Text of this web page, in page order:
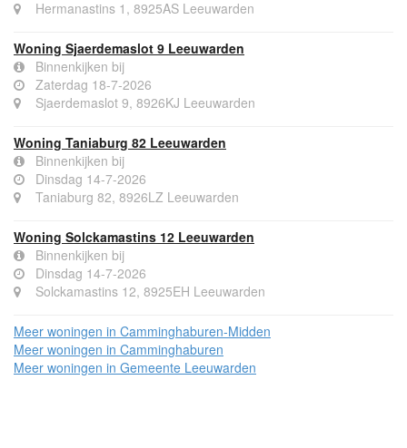
Hermanastins 1, 8925AS Leeuwarden
Woning Sjaerdemaslot 9 Leeuwarden
Binnenkijken bij
Zaterdag 18-7-2026
Sjaerdemaslot 9, 8926KJ Leeuwarden
Woning Taniaburg 82 Leeuwarden
Binnenkijken bij
Dinsdag 14-7-2026
Taniaburg 82, 8926LZ Leeuwarden
Woning Solckamastins 12 Leeuwarden
Binnenkijken bij
Dinsdag 14-7-2026
Solckamastins 12, 8925EH Leeuwarden
Meer woningen in Camminghaburen-Midden
Meer woningen in Camminghaburen
Meer woningen in Gemeente Leeuwarden